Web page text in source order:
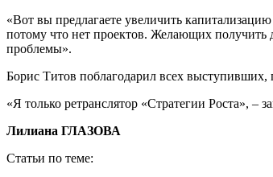
«Вот вы предлагаете увеличить
потому что нет проектов. Желающих получить
проблемы».
Борис Титов поблагодарил всех
«Я только ретранслятор «Стратегии Роста»,
Лилиана ГЛАЗОВА
Статьи по теме: